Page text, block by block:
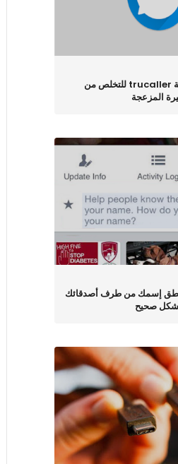
تطبيق جديد من شركة trucaller للتخلص من
المزعجة
نطق إسمك من طرف أصدقائك
صحيح